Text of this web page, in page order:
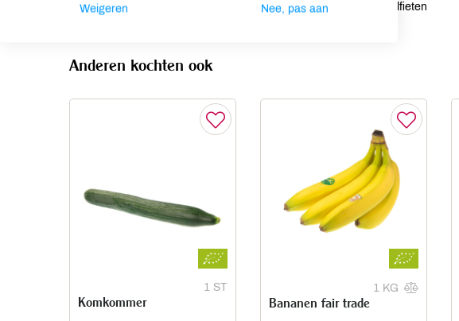
sulfieten
Anderen kochten ook
1 ST
Komkommer
1 KG
Bananen fair trade
Weigeren Nee, pas aan